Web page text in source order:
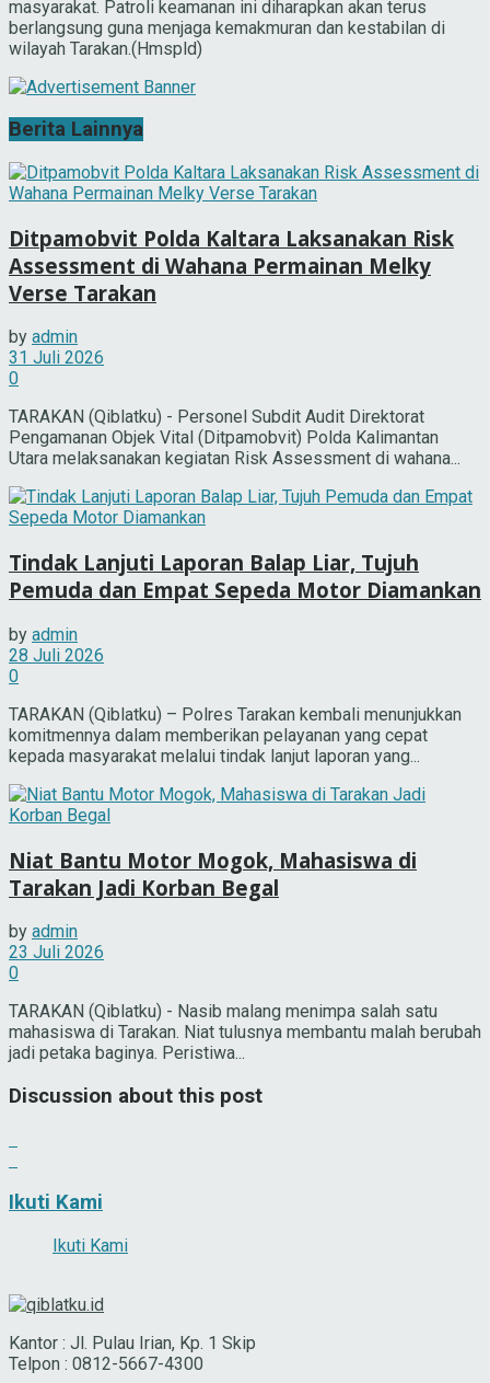
masyarakat. Patroli keamanan ini diharapkan akan terus
berlangsung guna menjaga kemakmuran dan kestabilan di
wilayah Tarakan.(Hmspld)
Berita Lainnya
Ditpamobvit Polda Kaltara Laksanakan Risk
Assessment di Wahana Permainan Melky
Verse Tarakan
by admin
31 Juli 2026
0
TARAKAN (Qiblatku) - Personel Subdit Audit Direktorat
Pengamanan Objek Vital (Ditpamobvit) Polda Kalimantan
Utara melaksanakan kegiatan Risk Assessment di wahana...
Tindak Lanjuti Laporan Balap Liar, Tujuh
Pemuda dan Empat Sepeda Motor Diamankan
by admin
28 Juli 2026
0
TARAKAN (Qiblatku) – Polres Tarakan kembali menunjukkan
komitmennya dalam memberikan pelayanan yang cepat
kepada masyarakat melalui tindak lanjut laporan yang...
Niat Bantu Motor Mogok, Mahasiswa di
Tarakan Jadi Korban Begal
by admin
23 Juli 2026
0
TARAKAN (Qiblatku) - Nasib malang menimpa salah satu
mahasiswa di Tarakan. Niat tulusnya membantu malah berubah
jadi petaka baginya. Peristiwa...
Discussion about this post
Ikuti Kami
Ikuti Kami
Kantor : Jl. Pulau Irian, Kp. 1 Skip
Telpon : 0812-5667-4300